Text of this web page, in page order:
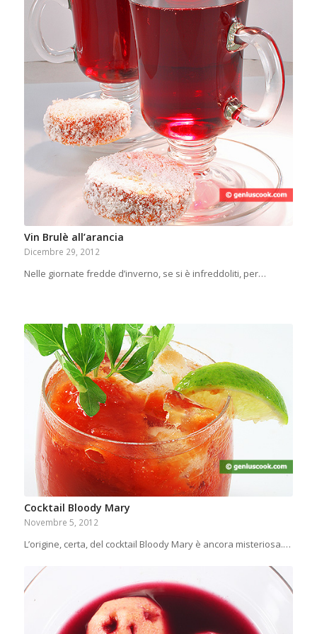
Vin Brulè all’arancia
Dicembre 29, 2012
Nelle giornate fredde d’inverno, se si è infreddoliti, per…
Cocktail Bloody Mary
Novembre 5, 2012
L’origine, certa, del cocktail Bloody Mary è ancora misteriosa.…